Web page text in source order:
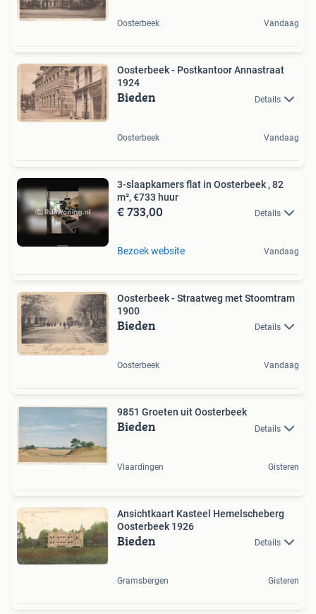
Oosterbeek Vandaag
Oosterbeek - Postkantoor Annastraat
1924
Bieden Details
Oosterbeek Vandaag
3-slaapkamers flat in Oosterbeek , 82
m², €733 huur
€ 733,00 Details
Bezoek website Vandaag
Oosterbeek - Straatweg met Stoomtram
1900
Bieden Details
Oosterbeek Vandaag
9851 Groeten uit Oosterbeek
Bieden Details
Vlaardingen Gisteren
Ansichtkaart Kasteel Hemelscheberg
Oosterbeek 1926
Bieden Details
Gramsbergen Gisteren